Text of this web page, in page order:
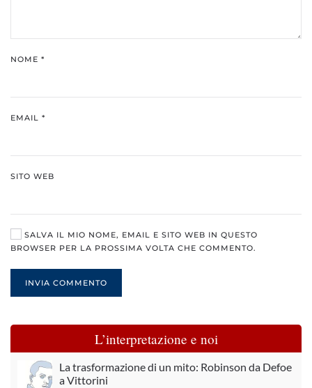
NOME *
EMAIL *
SITO WEB
SALVA IL MIO NOME, EMAIL E SITO WEB IN QUESTO
BROWSER PER LA PROSSIMA VOLTA CHE COMMENTO.
INVIA COMMENTO
L’interpretazione e noi
La trasformazione di un mito: Robinson da Defoe
a Vittorini